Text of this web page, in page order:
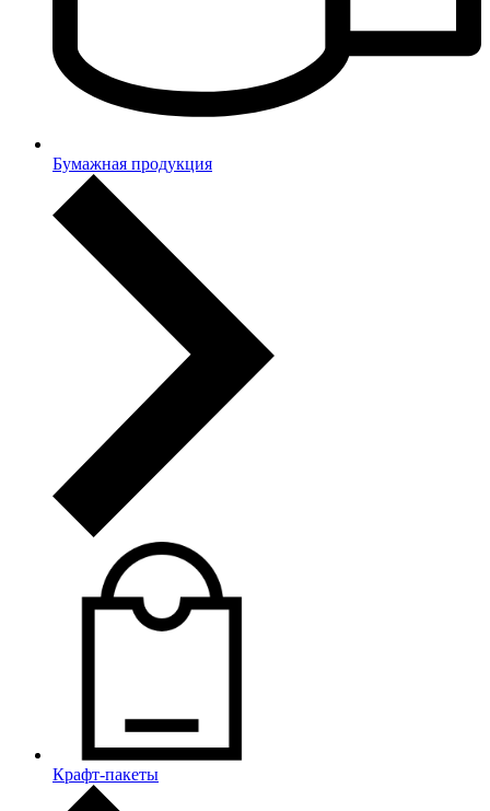
Бумажная продукция
Крафт-пакеты